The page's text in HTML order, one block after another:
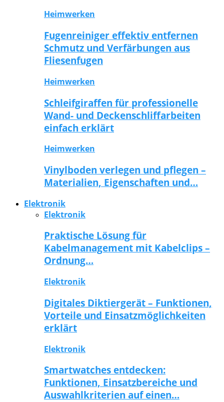
Heimwerken
Fugenreiniger effektiv entfernen
Schmutz und Verfärbungen aus
Fliesenfugen
Heimwerken
Schleifgiraffen für professionelle
Wand- und Deckenschliffarbeiten
einfach erklärt
Heimwerken
Vinylboden verlegen und pflegen –
Materialien, Eigenschaften und…
Elektronik
Elektronik
Praktische Lösung für
Kabelmanagement mit Kabelclips –
Ordnung…
Elektronik
Digitales Diktiergerät – Funktionen,
Vorteile und Einsatzmöglichkeiten
erklärt
Elektronik
Smartwatches entdecken:
Funktionen, Einsatzbereiche und
Auswahlkriterien auf einen…